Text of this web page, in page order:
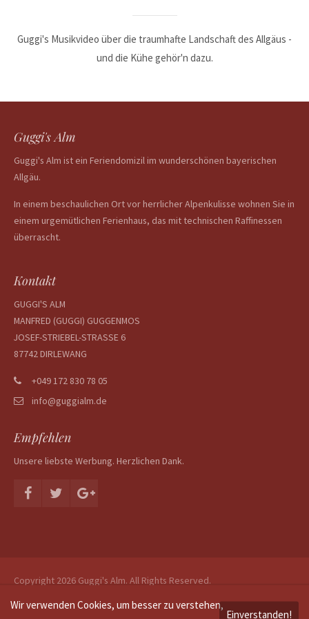
24h/ 365days
Mon - Fri 8:00am - 5:00pm(GMT +1)
Get in touch
Cybersteel Inc.
376-293 City Road, Suite 600
Have any questions?
Drop us a line
About us
Lorem ipsum dolor sit amet, consectetuer adipiscing
Aenean commodo ligula eget dolor. Aenean massa. Cum
Guggi's Musikvideo über die traumhafte Landschaft des Allgäus -
und die Kühe gehör'n dazu.
Guggi's Alm
Guggi's Alm ist ein Feriendomizil im wunderschönen bayerischen
Allgäu.
In einem beschaulichen Ort vor herrlicher Alpenkulisse wohnen Sie in
einem urgemütlichen Ferienhaus, das mit technischen Raffinessen
überrascht.
Kontakt
GUGGI'S ALM
MANFRED (GUGGI) GUGGENMOS
JOSEF-STRIEBEL-STRASSE 6
87742 DIRLEWANG
+049 172 830 78 05
info@guggialm.de
Empfehlen
Unsere liebste Werbung. Herzlichen Dank.
Copyright 2026 Guggi's Alm. All Rights Reserved.
Wir verwenden Cookies, um besser zu verstehen,
Einverstanden!